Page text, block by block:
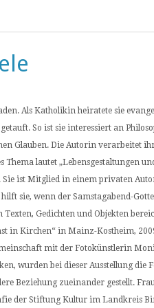
Als Katholikin heiratete sie
So ist sie interessiert an
Glauben. Die Autorin verarbeitet
lautet „Lebensgestaltungen
Sie ist Mitglied in einem privaten
sie, wenn der Samstagabend-
Gedichten und Objekten
in Kirchen“ in Mainz-Kostheim,
mit der Fotokünstlerin
wurden bei dieser Ausstellung
Beziehung zueinander gestellt.
der Stiftung Kultur im Landkreis